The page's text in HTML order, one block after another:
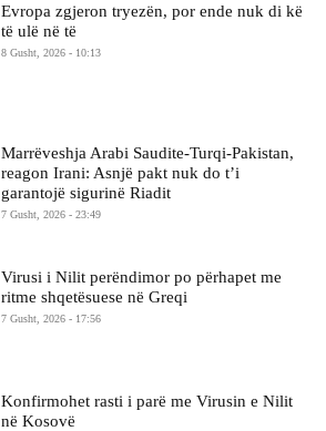
Evropa zgjeron tryezën, por ende nuk di kë
të ulë në të
8 Gusht, 2026 - 10:13
Marrëveshja Arabi Saudite-Turqi-Pakistan,
reagon Irani: Asnjë pakt nuk do t’i
garantojë sigurinë Riadit
7 Gusht, 2026 - 23:49
Virusi i Nilit perëndimor po përhapet me
ritme shqetësuese në Greqi
7 Gusht, 2026 - 17:56
Konfirmohet rasti i parë me Virusin e Nilit
në Kosovë